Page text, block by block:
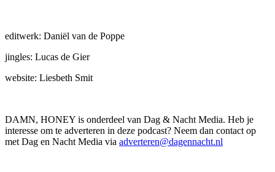
editwerk: Daniël van de Poppe
jingles: Lucas de Gier
website: Liesbeth Smit
DAMN, HONEY is onderdeel van Dag & Nacht Media. Heb je
interesse om te adverteren in deze podcast? Neem dan contact op
met Dag en Nacht Media via adverteren@dagennacht.nl